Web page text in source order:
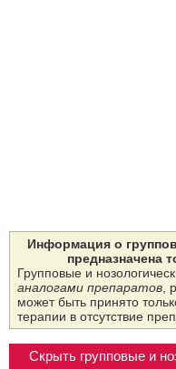
Информация о
предназначена
Групповые и
аналогами препаратов,
может быть принято
терапии в отсутствие
Скрыть групповые и